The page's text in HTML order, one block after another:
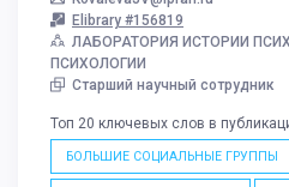
Elibrary #156819
ЛАБОРАТОРИЯ ИСТОРИИ
ПСИХОЛОГИИ
Старший научный сотрудник
Топ 20 ключевых слов в
БОЛЬШИЕ СОЦИАЛЬНЫЕ ГРУППЫ